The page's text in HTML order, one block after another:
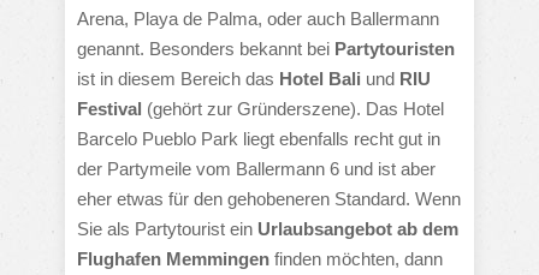
Arena, Playa de Palma, oder auch Ballermann
genannt. Besonders bekannt bei Partytouristen
ist in diesem Bereich das Hotel Bali und RIU
Festival (gehört zur Gründerszene). Das Hotel
Barcelo Pueblo Park liegt ebenfalls recht gut in
der Partymeile vom Ballermann 6 und ist aber
eher etwas für den gehobeneren Standard. Wenn
Sie als Partytourist ein Urlaubsangebot ab dem
Flughafen Memmingen finden möchten, dann